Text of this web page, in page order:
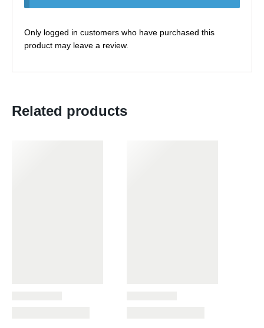
Only logged in customers who have purchased this
product may leave a review.
Related products